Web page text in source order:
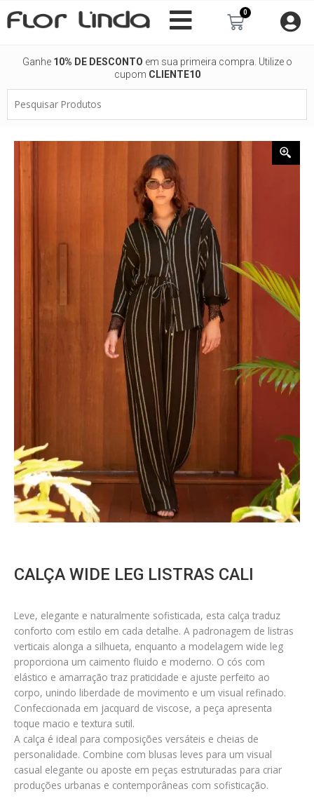
para
0
Carrinho
Ganhe 10% DE DESCONTO em sua primeira compra. Utilize o
cupom CLIENTE10
Produtos
CALÇA WIDE LEG LISTRAS CALI
Leve, elegante e naturalmente sofisticada, esta calça traduz
conforto com estilo em cada detalhe. A padronagem de listras
verticais alonga a silhueta, enquanto a modelagem wide leg
proporciona um caimento fluido e moderno. O cós com
elástico e amarração traz praticidade e ajuste perfeito ao
corpo, unindo liberdade de movimento e um visual refinado.
Confeccionada em jacquard de viscose, a peça apresenta
toque macio e textura sutil.
A calça é ideal para composições versáteis e cheias de
personalidade. Combine com blusas leves para um visual
casual elegante ou aposte em peças estruturadas para criar
produções urbanas e contemporâneas com sofisticação.